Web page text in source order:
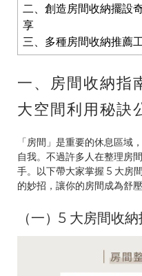
二、創造房間收納擺設
享
三、多種房間收納推薦
一、房間收納指
大空間利用秘訣
「房間」是重要的休息區域
自我。不過許多人在整理房
手。以下帶大家掌握 5 大房
的妙招，讓你的房間成為舒壓
（一）5 大房間收